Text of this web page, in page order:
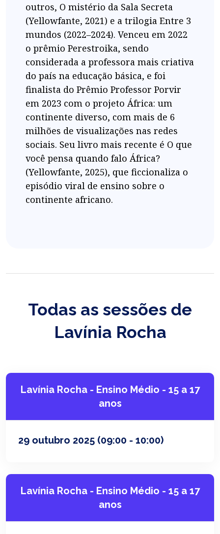
outros, O mistério da Sala Secreta
(Yellowfante, 2021) e a trilogia Entre 3
mundos (2022–2024). Venceu em 2022
o prêmio Perestroika, sendo
considerada a professora mais criativa
do país na educação básica, e foi
finalista do Prêmio Professor Porvir
em 2023 com o projeto África: um
continente diverso, com mais de 6
milhões de visualizações nas redes
sociais. Seu livro mais recente é O que
você pensa quando falo África?
(Yellowfante, 2025), que ficcionaliza o
episódio viral de ensino sobre o
continente africano.
Todas as sessões de
Lavínia Rocha
Lavínia Rocha - Ensino Médio - 15 a 17
anos
29 outubro 2025 (09:00 - 10:00)
Lavínia Rocha - Ensino Médio - 15 a 17
anos